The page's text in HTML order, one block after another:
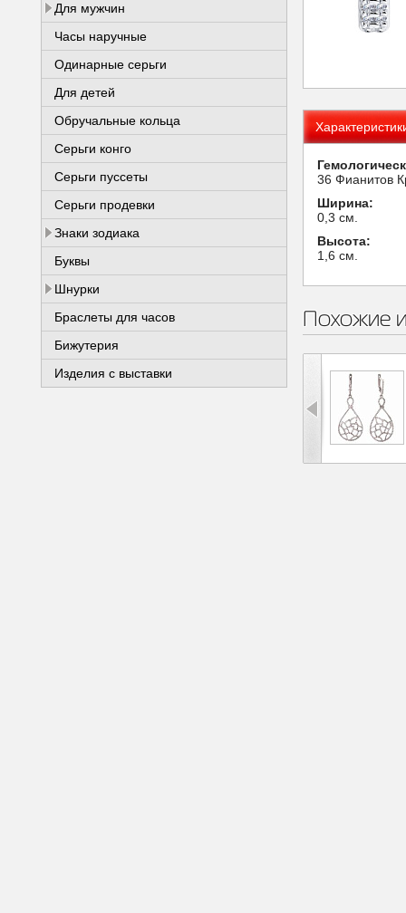
Для мужчин
Часы наручные
Одинарные серьги
Для детей
Обручальные кольца
Серьги конго
Серьги пуссеты
Серьги продевки
Знаки зодиака
Буквы
Шнурки
Браслеты для часов
Бижутерия
Изделия с выставки
36 Фианитов
Ширина:
0,3 см.
Высота:
1,6 см.
Похожие